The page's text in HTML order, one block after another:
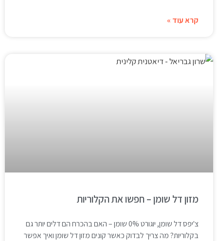
קרא עוד »
מזון דל שומן – חפשו את הקלוריות
צ'יפס דל שומן, יוגורט 0% שומן – האם בהכרח הם דלים יותר גם
בקלוריות? מה צריך לבדוק כאשר קונים מזון דל שומן ואיך אפשר